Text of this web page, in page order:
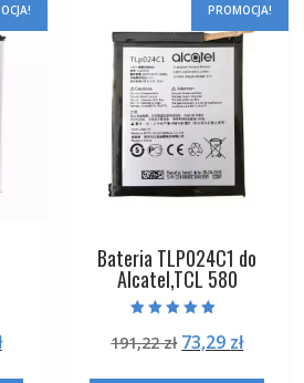
Aktualna
PROMOCJA!
Bateria TLP024C1 do
Alcatel,TCL 580
5.00
na 5
191,22zł Pierwotna
73,29 zł